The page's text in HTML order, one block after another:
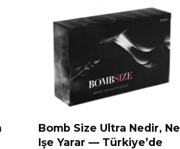
Bomb Size Ultra Nedir, Ne
Işe Yarar — Türkiye’de